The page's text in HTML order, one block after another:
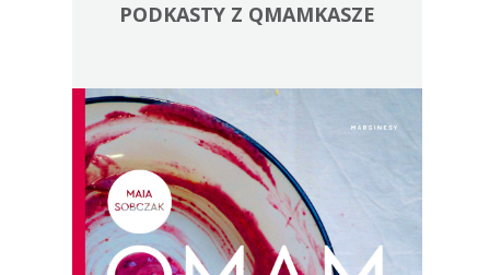
PODKASTY Z QMAMKASZE